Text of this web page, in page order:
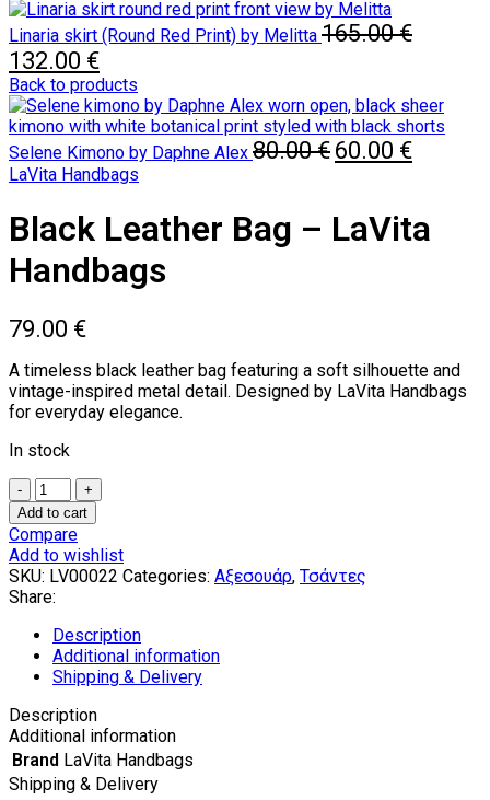
Linaria skirt (Round Red Print) by Melitta 165.00€
Original
price
was:
165.00 €.
132.00 €Current
price
is:
132.00 €.
Back to products
Selene Kimono by Daphne Alex 80.00€ Original
price
60.00 €Current
price
LaVita Handbags
Black Leather Bag – LaVita
Handbags
79.00 €
A timeless black leather bag featuring a soft silhouette and
vintage-inspired metal detail. Designed by LaVita Handbags
for everyday elegance.
In stock
Black
Leather
Bag
–
LaVita
Handbags
Add to cart
Compare
Add to wishlist
SKU: LV00022 Categories: Αξεσουάρ, Τσάντες
Share:
Description
Additional information
Shipping & Delivery
Description
Additional information
Brand LaVita Handbags
Shipping & Delivery